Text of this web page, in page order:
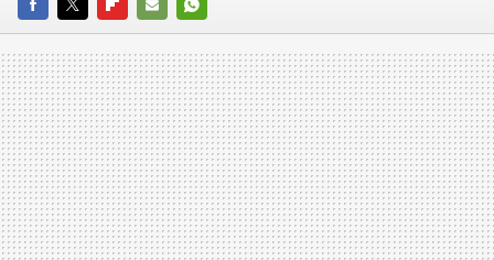
FACEBOOKTWITTERFLIPBOARD
E-
MAIL
WHATSAPP